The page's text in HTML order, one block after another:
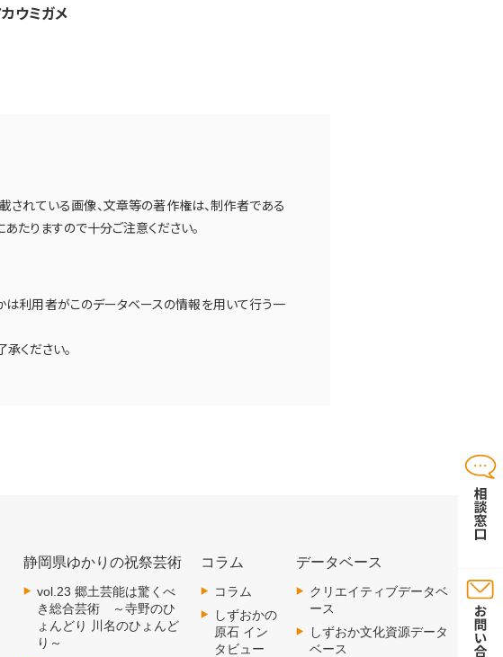
ウミガメ
されている画像、文章等の著作権は、制作者である
たりますので十分ご注意ください。
は利用者がこのデータベースの情報を用いて行う一
ください。
静岡県ゆかりの祝祭芸術
vol.23 郷土芸能は驚くべ
き総合芸術 ～寺野のひ
ょんどり 川名のひょんど
り～
コラム
コラム
しずおかの
原石 イン
タビュー
データベース
クリエイティブデータベ
ース
しずおか文化資源データ
ベース